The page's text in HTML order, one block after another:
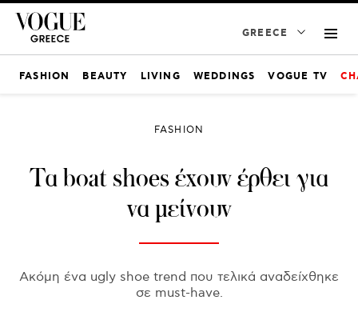
GREECE
FASHION BEAUTY LIVING WEDDINGS VOGUE TV
FASHION
Τα boat shoes έχουν έρθει για
να μείνουν
Ακόμη ένα ugly shoe trend που τελικά αναδείχθηκε
σε must-have.